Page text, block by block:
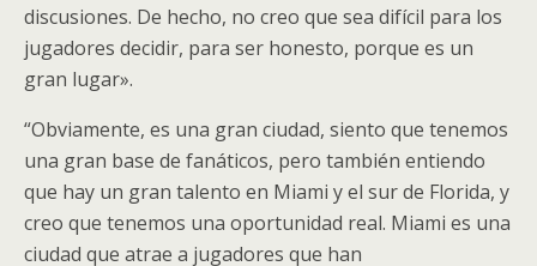
discusiones. De hecho, no creo que sea difícil para los
jugadores decidir, para ser honesto, porque es un
gran lugar».
“Obviamente, es una gran ciudad, siento que tenemos
una gran base de fanáticos, pero también entiendo
que hay un gran talento en Miami y el sur de Florida, y
creo que tenemos una oportunidad real. Miami es una
ciudad que atrae a jugadores que han